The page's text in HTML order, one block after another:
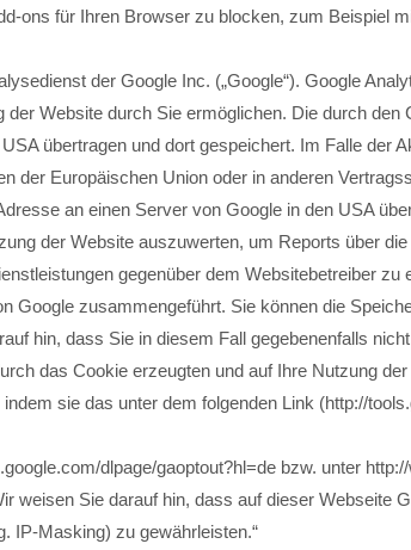
ons für Ihren Browser zu blocken, zum Beispiel
der Google Inc. („Google“). Google
Website durch Sie ermöglichen. Die durch
übertragen und dort gespeichert. Im Falle der
der Europäischen Union oder in anderen
an einen Server von Google in den USA
der Website auszuwerten, um Reports über
gegenüber dem Websitebetreiber
Google zusammengeführt. Sie können die
hin, dass Sie in diesem Fall gegebenenfalls
das Cookie erzeugten und auf Ihre Nutzung
sie das unter dem folgenden Link (http://
dlpage/gaoptout?hl=de bzw. unter
weisen Sie darauf hin, dass auf dieser Webseite
IP-Masking) zu gewährleisten.“